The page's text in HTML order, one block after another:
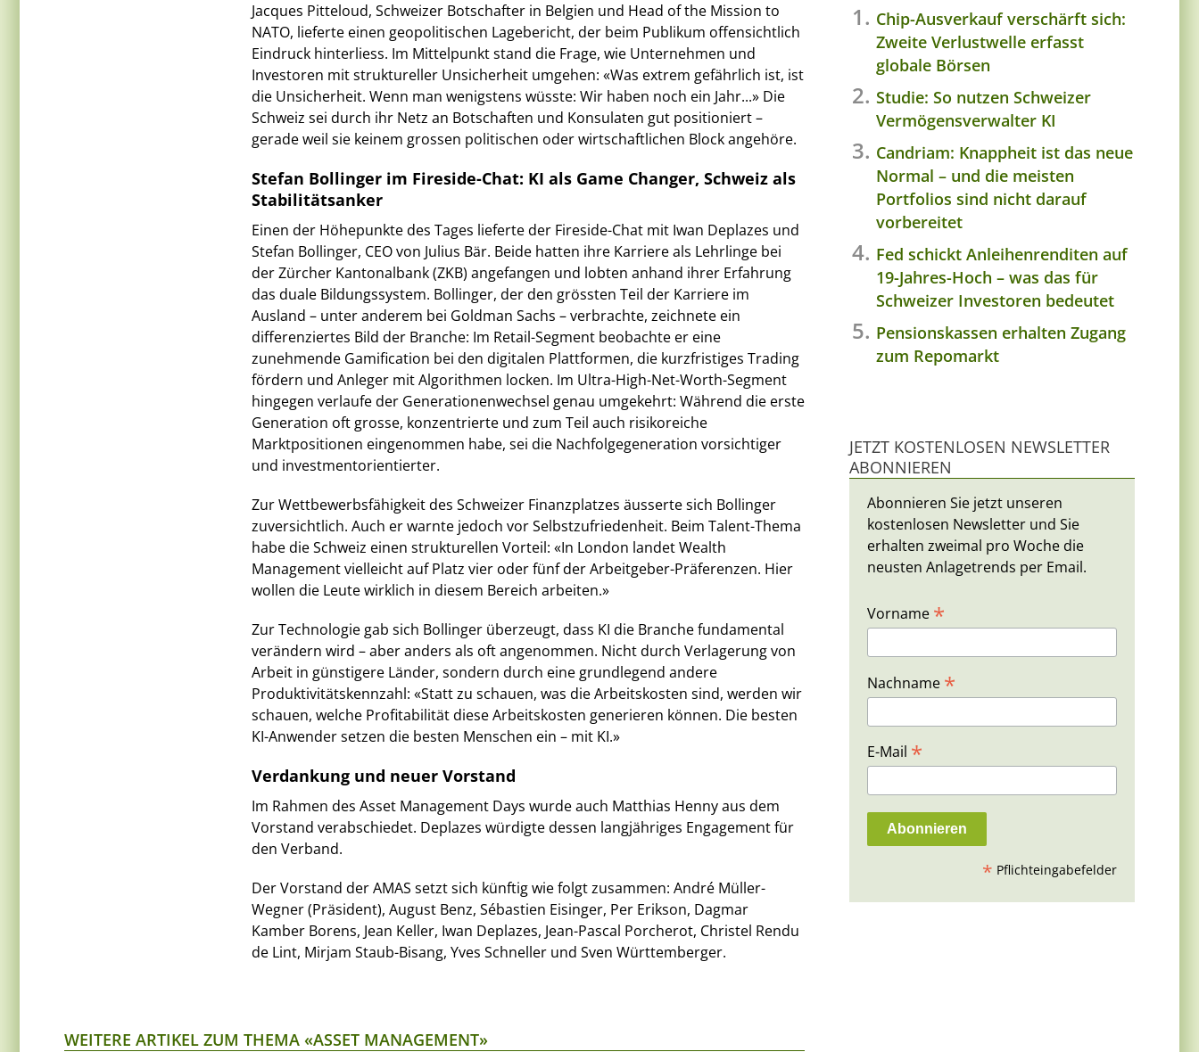
Jacques Pitteloud, Schweizer Botschafter in Belgien und Head of the Mission to
NATO, lieferte einen geopolitischen Lagebericht, der beim Publikum offensichtlich
Eindruck hinterliess. Im Mittelpunkt stand die Frage, wie Unternehmen und
Investoren mit struktureller Unsicherheit umgehen: «Was extrem gefährlich ist, ist
die Unsicherheit. Wenn man wenigstens wüsste: Wir haben noch ein Jahr...» Die
Schweiz sei durch ihr Netz an Botschaften und Konsulaten gut positioniert –
gerade weil sie keinem grossen politischen oder wirtschaftlichen Block angehöre.
Stefan Bollinger im Fireside-Chat: KI als Game Changer, Schweiz als
Stabilitätsanker
Einen der Höhepunkte des Tages lieferte der Fireside-Chat mit Iwan Deplazes und
Stefan Bollinger, CEO von Julius Bär. Beide hatten ihre Karriere als Lehrlinge bei
der Zürcher Kantonalbank (ZKB) angefangen und lobten anhand ihrer Erfahrung
das duale Bildungssystem. Bollinger, der den grössten Teil der Karriere im
Ausland – unter anderem bei Goldman Sachs – verbrachte, zeichnete ein
differenziertes Bild der Branche: Im Retail-Segment beobachte er eine
zunehmende Gamification bei den digitalen Plattformen, die kurzfristiges Trading
fördern und Anleger mit Algorithmen locken. Im Ultra-High-Net-Worth-Segment
hingegen verlaufe der Generationenwechsel genau umgekehrt: Während die erste
Generation oft grosse, konzentrierte und zum Teil auch risikoreiche
Marktpositionen eingenommen habe, sei die Nachfolgegeneration vorsichtiger
und investmentorientierter.
Zur Wettbewerbsfähigkeit des Schweizer Finanzplatzes äusserte sich Bollinger
zuversichtlich. Auch er warnte jedoch vor Selbstzufriedenheit. Beim Talent-Thema
habe die Schweiz einen strukturellen Vorteil: «In London landet Wealth
Management vielleicht auf Platz vier oder fünf der Arbeitgeber-Präferenzen. Hier
wollen die Leute wirklich in diesem Bereich arbeiten.»
Zur Technologie gab sich Bollinger überzeugt, dass KI die Branche fundamental
verändern wird – aber anders als oft angenommen. Nicht durch Verlagerung von
Arbeit in günstigere Länder, sondern durch eine grundlegend andere
Produktivitätskennzahl: «Statt zu schauen, was die Arbeitskosten sind, werden wir
schauen, welche Profitabilität diese Arbeitskosten generieren können. Die besten
KI-Anwender setzen die besten Menschen ein – mit KI.»
Verdankung und neuer Vorstand
Im Rahmen des Asset Management Days wurde auch Matthias Henny aus dem
Vorstand verabschiedet. Deplazes würdigte dessen langjähriges Engagement für
den Verband.
Der Vorstand der AMAS setzt sich künftig wie folgt zusammen: André Müller-
Wegner (Präsident), August Benz, Sébastien Eisinger, Per Erikson, Dagmar
Kamber Borens, Jean Keller, Iwan Deplazes, Jean-Pascal Porcherot, Christel Rendu
de Lint, Mirjam Staub-Bisang, Yves Schneller und Sven Württemberger.
WEITERE ARTIKEL ZUM THEMA «ASSET MANAGEMENT»
Chip-Ausverkauf verschärft sich:
Zweite Verlustwelle erfasst
globale Börsen
Studie: So nutzen Schweizer
Vermögensverwalter KI
Candriam: Knappheit ist das neue
Normal – und die meisten
Portfolios sind nicht darauf
vorbereitet
Fed schickt Anleihenrenditen auf
19-Jahres-Hoch – was das für
Schweizer Investoren bedeutet
Pensionskassen erhalten Zugang
zum Repomarkt
JETZT KOSTENLOSEN NEWSLETTER
ABONNIEREN
Abonnieren Sie jetzt unseren
kostenlosen Newsletter und Sie
erhalten zweimal pro Woche die
neusten Anlagetrends per Email.
Vorname *
Nachname *
E-Mail *
* Pflichteingabefelder